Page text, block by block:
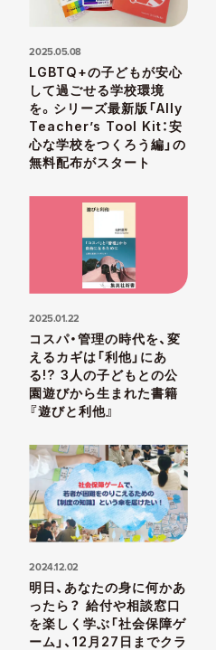
2025.05.08
LGBTQ+の子どもが安心
して過ごせる学校環境
を。シリーズ最新版「Ally
Teacher’s Tool Kit：安
心な学校をつくろう編」の
無料配布がスタート
2025.01.22
コスパ・管理の時代を、変
えるカギは「利他」にあ
る!? 3人の子どもとの公
園遊びから生まれた書籍
『遊びと利他』
2024.12.02
明日、あなたの身に何かあ
ったら？ 給付や相談窓口
を楽しく学ぶ「社会保障ゲ
ーム」、12月27日までクラ